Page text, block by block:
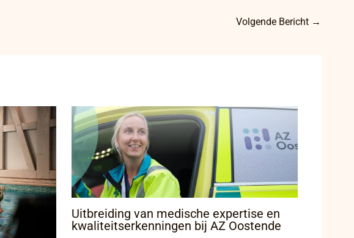
Volgende Bericht →
Uitbreiding van medische expertise en
kwaliteitserkenningen bij AZ Oostende